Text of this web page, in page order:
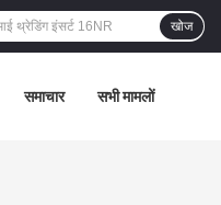
खोज
समाचार सभी मामलों